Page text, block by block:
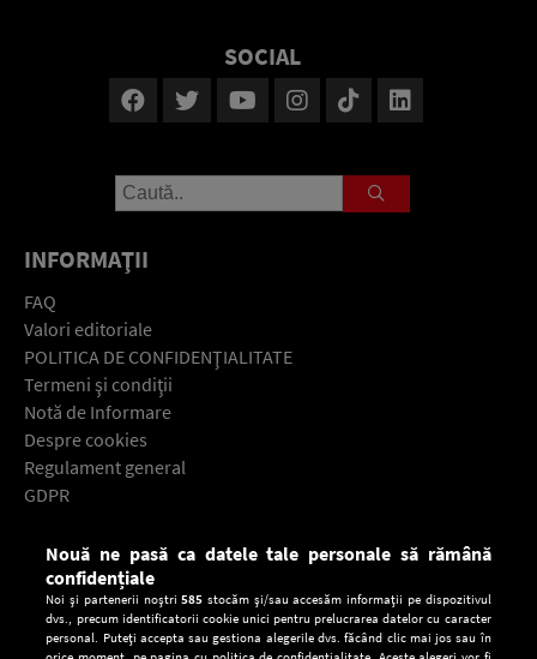
SOCIAL
INFORMAŢII
FAQ
Valori editoriale
POLITICA DE CONFIDENŢIALITATE
Termeni şi condiţii
Notă de Informare
Despre cookies
Regulament general
GDPR
Descarcă gratuit aplicaţia Europa FM pentru smartphone:
Nouă ne pasă ca datele tale personale să rămână
confidențiale
Noi și partenerii noștri585 stocăm și/sau accesăm informații pe dispozitivul
dvs., precum identificatorii cookie unici pentru prelucrarea datelor cu caracter
personal. Puteți accepta sau gestiona alegerile dvs. făcând clic mai jos sau în